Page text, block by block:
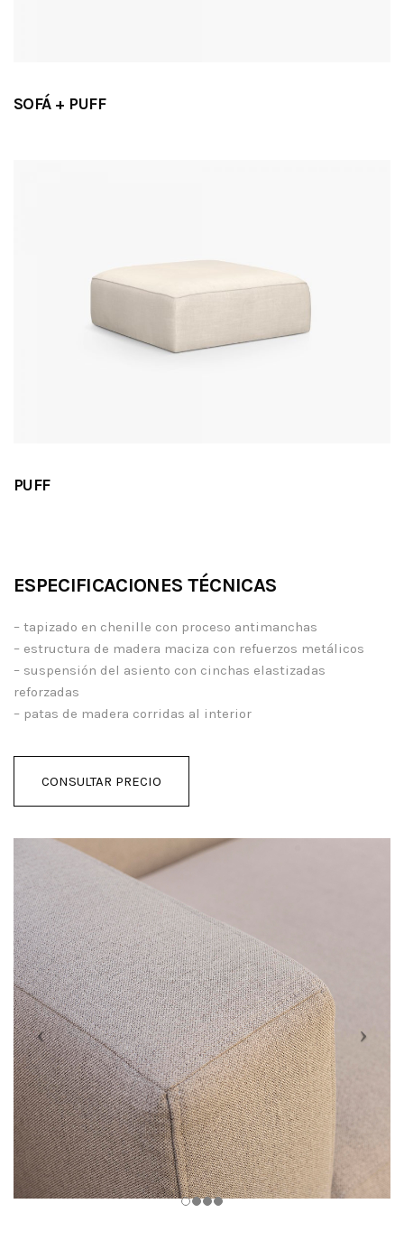
SOFÁ + PUFF
PUFF
ESPECIFICACIONES TÉCNICAS
– tapizado en chenille con proceso antimanchas
– estructura de madera maciza con refuerzos metálicos
– suspensión del asiento con cinchas elastizadas
reforzadas
– patas de madera corridas al interior
CONSULTAR PRECIO